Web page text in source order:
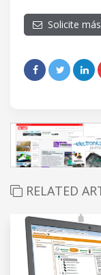
Solicite
RELATED